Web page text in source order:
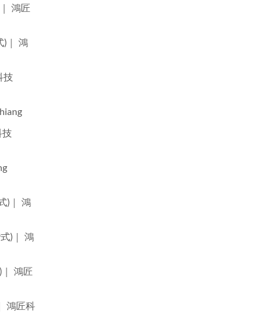
鴻匠
)｜ 鴻
技
技
)｜ 鴻
)｜ 鴻
鴻匠
鴻匠科